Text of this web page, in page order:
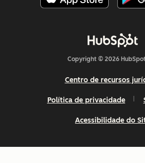
Copyright © 2026
Centro de recursos
Política de privacidade
Acessibilidade do